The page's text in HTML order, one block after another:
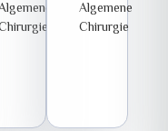
Algemene
Chirurgie